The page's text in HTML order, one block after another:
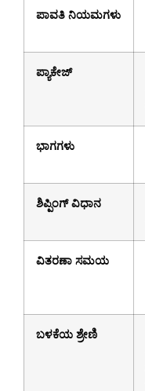
ಪಾವತಿ ನಿಯಮಗಳು
ಪ್ಯಾಕೇಜ್
ಭಾಗಗಳು
ಶಿಪ್ಪಿಂಗ್ ವಿಧಾನ
ವಿತರಣಾ ಸಮಯ
ಬಳಕೆಯ ಶ್ರೇಣಿ